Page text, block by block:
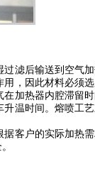
滤后输送到空气
，因此材料必须
加热器内腔滞留
温时间。熔喷工
客户的实际加热